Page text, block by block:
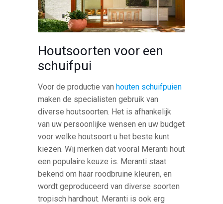
Houtsoorten voor een
schuifpui
Voor de productie vanhouten schuifpuien
maken de specialisten gebruik van
diverse houtsoorten. Het is afhankelijk
van uw persoonlijke wensen en uw budget
voor welke houtsoort u het beste kunt
kiezen. Wij merken dat vooral Meranti hout
een populaire keuze is. Meranti staat
bekend om haar roodbruine kleuren, en
wordt geproduceerd van diverse soorten
tropisch hardhout. Meranti is ook erg